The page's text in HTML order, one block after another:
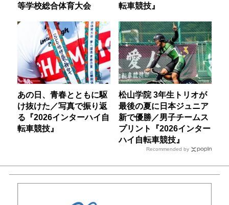
等学校総合体育大会
転車競技』
あの日、青春とともに駆
け抜けた／写真で振り返
る『2026インターハイ自
転車競技』
松山学院 3年生トリオが
最後の夏に日本ジュニア
新で優勝／男子チームス
プリント『2026インター
ハイ自転車競技』
Recommended by